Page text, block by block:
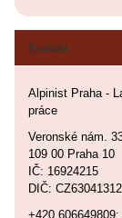
Kontakt
Alpinist Praha -
práce
Veronské nám.
109 00 Praha 10
IČ: 16924215
DIČ:
+420